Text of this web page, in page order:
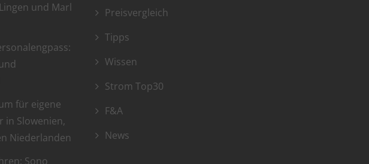
und Marl
für eigene
in Slowenien,
Niederlanden
Sono
Preisvergleich
Tipps
Wissen
Strom Top30
F&A
News